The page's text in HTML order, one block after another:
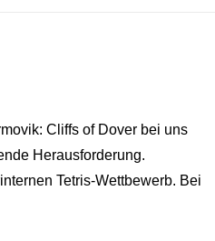
Cliffs of Dover bei uns
Herausforderung.
Tetris-Wettbewerb. Bei